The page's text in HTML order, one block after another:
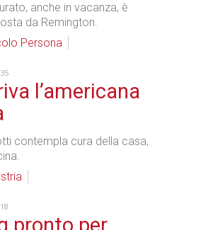
anche in vacanza, è
da Remington.
Persona
l’americana
contempla cura della casa,